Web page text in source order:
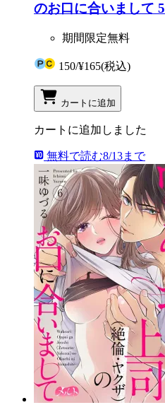
のお口に合いまして 5
期間限定無料
150/¥165(税込)
カートに追加
カートに追加しました
無料で読む8/13まで